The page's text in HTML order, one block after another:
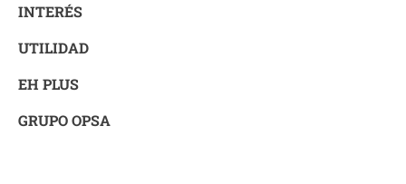
INTERÉS
UTILIDAD
EH PLUS
GRUPO OPSA